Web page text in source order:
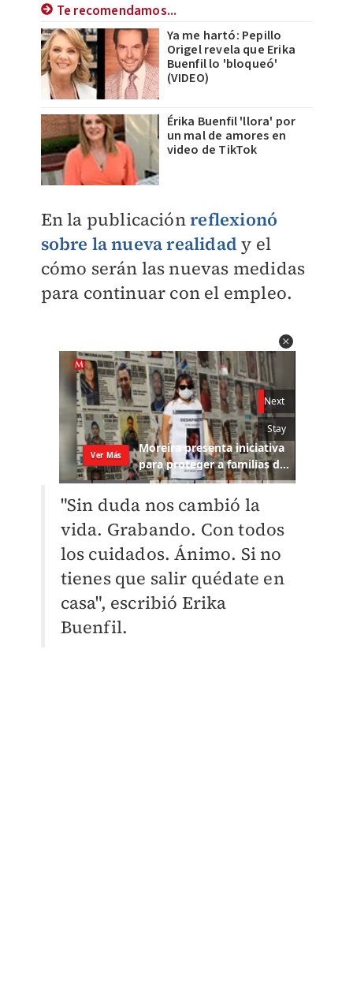
Te recomendamos...
Ya me hartó: Pepillo
Origel revela que Erika
Buenfil lo 'bloqueó'
(VIDEO)
Érika Buenfil 'llora' por
un mal de amores en
video de TikTok
En la publicaciónreflexionó
sobre la nueva realidad y el
cómo serán las nuevas medidas
para continuar con el empleo.
"Sin duda nos cambió la
vida. Grabando. Con todos
los cuidados. Ánimo. Si no
tienes que salir quédate en
casa", escribió Erika
Buenfil.